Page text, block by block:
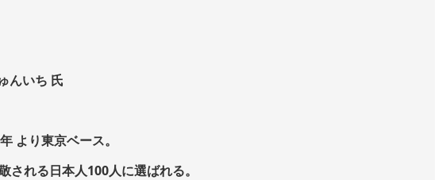
んいち 氏
より東京ベース。
れる日本人100人に選ばれる。